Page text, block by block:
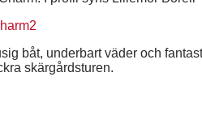
båt, underbart väder och
skärgårdsturen.